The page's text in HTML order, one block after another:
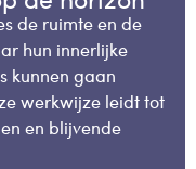
de ruimte en de
hun innerlijke
kunnen gaan
werkwijze leidt tot
en blijvende